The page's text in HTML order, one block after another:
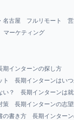
名古屋 フルリモート
マーケティング
期インターンの探し方
ト
長期インターンはいつ
い？
長期インターンは
策
長期インターンの志
の書き方
長期インター